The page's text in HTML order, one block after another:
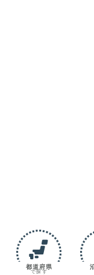
都道府県
で探す